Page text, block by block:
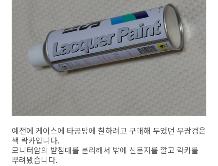
예전에 케이스에 타공망에 칠하려고 구매해 두었던 무광검은
색 락카입니다.
모니터암의 받침대를 분리해서 밖에 신문지를 깔고 락카를
뿌려봤습니다.